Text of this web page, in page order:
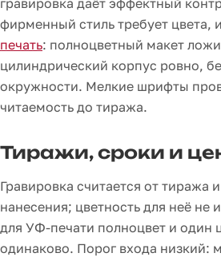
фирменный стиль требует цвета,
печать: полноцветный макет
цилиндрический корпус ровно,
окружности. Мелкие шрифты
читаемость до тиража.
Тиражи, сроки и
Гравировка считается от тиража
нанесения; цветность для неё не
для УФ-печати полноцвет и один
одинаково. Порог входа низкий: